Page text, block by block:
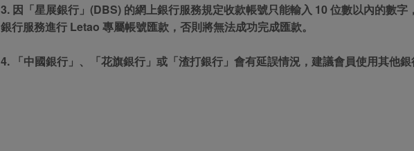
3. 因「星展銀行」(DBS) 的網上銀行服務規定收款帳號只能輸入 10 位數以內的數
銀行服務進行 Letao 專屬帳號匯款，否則將無法成功完成匯款。
4. 「中國銀行」、「花旗銀行」或「渣打銀行」會有延誤情況，建議會員使用其他銀